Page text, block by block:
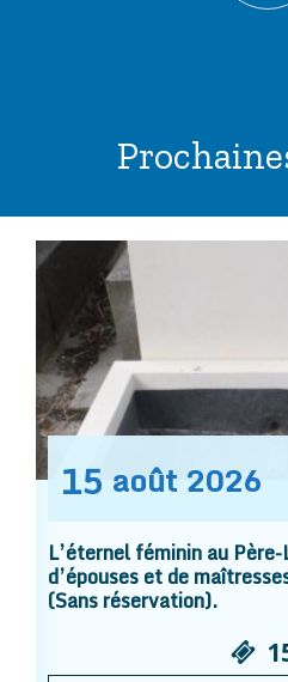
15 août 2026
L’éternel féminin au
d’épouses et de
(Sans réservation).